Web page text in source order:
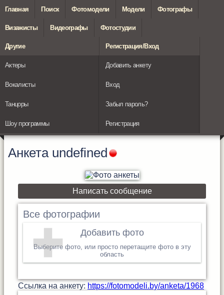
Главная Поиск Фотомодели Модели Фотографы
Визажисты Видеографы Фотостудии
Другие
Актеры
Вокалисты
Танцоры
Шоу программы
Регистрация/Вход
Добавить анкету
Вход
Забыл пароль?
Регистрация
Анкета undefined
Написать сообщение
Все фотографии
Добавить фото
Выберите фото, или просто перетащите фото в эту
область
Cсылка на анкету: https://fotomodeli.by/anketa/1968